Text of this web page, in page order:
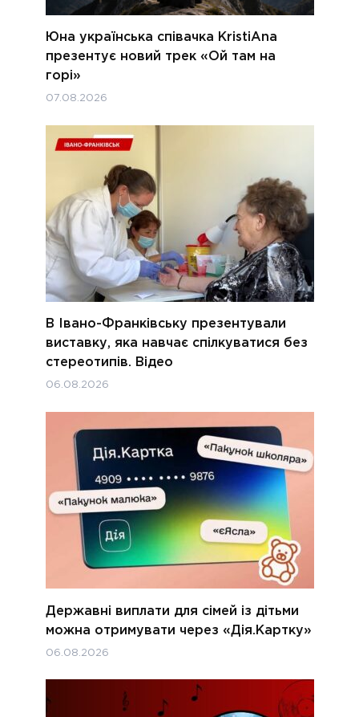
Юна українська співачка KristiAna
презентує новий трек «Ой там на
горі»
07.08.2026
В Івано-Франківську презентували
виставку, яка навчає спілкуватися без
стереотипів. Відео
06.08.2026
Державні виплати для сімей із дітьми
можна отримувати через «Дія.Картку»
06.08.2026